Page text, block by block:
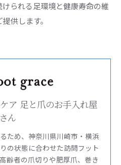
られる足環境と健康寿命の維
供します。
ア 足と爪のお手入れ屋
さん
ため、神奈川県川崎市・横浜
の状態に合わせた訪問フット
齢者の爪切りや肥厚爪、巻き